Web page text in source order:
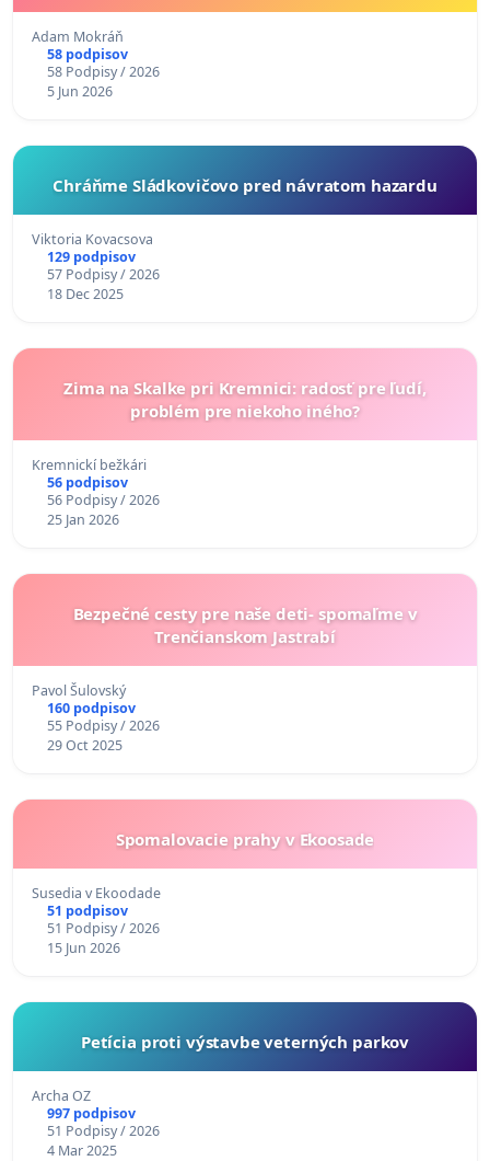
Adam Mokráň
58 podpisov
58 Podpisy / 2026
5 Jun 2026
Chráňme Sládkovičovo pred návratom hazardu
Viktoria Kovacsova
129 podpisov
57 Podpisy / 2026
18 Dec 2025
Zima na Skalke pri Kremnici: radosť pre ľudí,
problém pre niekoho iného?
Kremnickí bežkári
56 podpisov
56 Podpisy / 2026
25 Jan 2026
Bezpečné cesty pre naše deti- spomaľme v
Trenčianskom Jastrabí
Pavol Šulovský
160 podpisov
55 Podpisy / 2026
29 Oct 2025
Spomalovacie prahy v Ekoosade
Susedia v Ekoodade
51 podpisov
51 Podpisy / 2026
15 Jun 2026
Petícia proti výstavbe veterných parkov
Archa OZ
997 podpisov
51 Podpisy / 2026
4 Mar 2025